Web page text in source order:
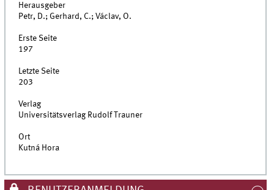
Herausgeber
Petr, D.; Gerhard, C.; Václav, O.
Erste Seite
197
Letzte Seite
203
Verlag
Universitätsverlag Rudolf Trauner
Ort
Kutná Hora